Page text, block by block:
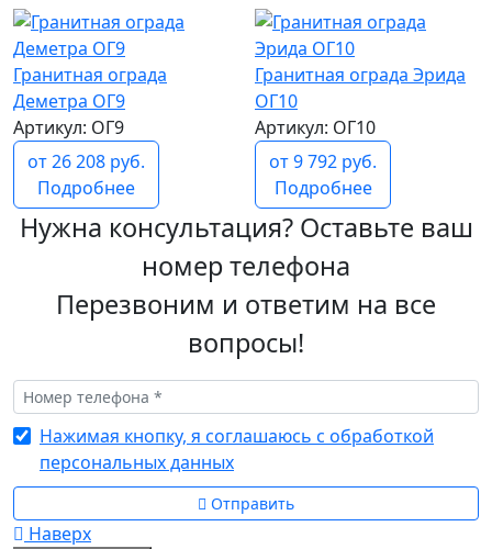
Гранитная ограда
Деметра ОГ9
Артикул: ОГ9
от 26 208 руб.
Подробнее
Гранитная ограда Эрида
ОГ10
Артикул: ОГ10
от 9 792 руб.
Подробнее
Нужна консультация? Оставьте ваш
номер телефона
Перезвоним и ответим на все
вопросы!
Нажимая кнопку, я соглашаюсь с обработкой
персональных данных
Отправить
Наверх